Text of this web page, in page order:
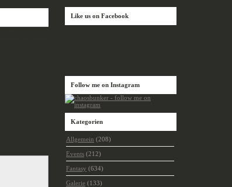
Like us on Facebook
Follow me on Instagram
Kategorien
Allgemein (208)
Events (212)
Fantasy (634)
Galerie (133)